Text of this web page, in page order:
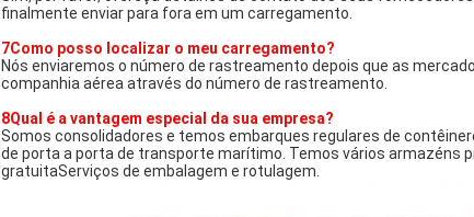
finalmente enviar para fora em um carregamento.
7Como posso localizar o meu carregamento?
Nós enviaremos o número de rastreamento depois que as
companhia aérea através do número de rastreamento.
8Qual é a vantagem especial da sua empresa?
Somos consolidadores e temos embarques regulares de
de porta a porta de transporte marítimo. Temos vários armazéns
gratuitaServiços de embalagem e rotulagem.